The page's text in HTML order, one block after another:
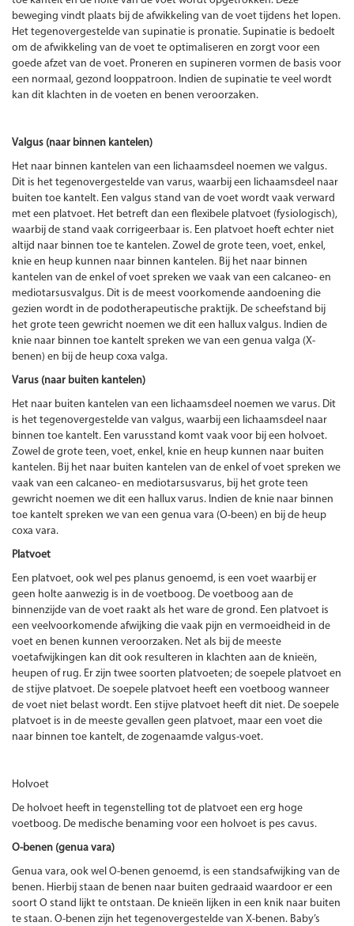
beweging vindt plaats bij de afwikkeling van de voet tijdens het lopen.
Het tegenovergestelde van supinatie is pronatie. Supinatie is bedoelt
om de afwikkeling van de voet te optimaliseren en zorgt voor een
goede afzet van de voet. Proneren en supineren vormen de basis voor
een normaal, gezond looppatroon. Indien de supinatie te veel wordt
kan dit klachten in de voeten en benen veroorzaken.
Valgus (naar binnen kantelen)
Het naar binnen kantelen van een lichaamsdeel noemen we valgus.
Dit is het tegenovergestelde van varus, waarbij een lichaamsdeel naar
buiten toe kantelt. Een valgus stand van de voet wordt vaak verward
met een platvoet. Het betreft dan een flexibele platvoet (fysiologisch),
waarbij de stand vaak corrigeerbaar is. Een platvoet hoeft echter niet
altijd naar binnen toe te kantelen. Zowel de grote teen, voet, enkel,
knie en heup kunnen naar binnen kantelen. Bij het naar binnen
kantelen van de enkel of voet spreken we vaak van een calcaneo- en
mediotarsusvalgus. Dit is de meest voorkomende aandoening die
gezien wordt in de podotherapeutische praktijk. De scheefstand bij
het grote teen gewricht noemen we dit een hallux valgus. Indien de
knie naar binnen toe kantelt spreken we van een genua valga (X-
benen) en bij de heup coxa valga.
Varus (naar buiten kantelen)
Het naar buiten kantelen van een lichaamsdeel noemen we varus. Dit
is het tegenovergestelde van valgus, waarbij een lichaamsdeel naar
binnen toe kantelt. Een varusstand komt vaak voor bij een holvoet.
Zowel de grote teen, voet, enkel, knie en heup kunnen naar buiten
kantelen. Bij het naar buiten kantelen van de enkel of voet spreken we
vaak van een calcaneo- en mediotarsusvarus, bij het grote teen
gewricht noemen we dit een hallux varus. Indien de knie naar binnen
toe kantelt spreken we van een genua vara (O-been) en bij de heup
coxa vara.
Platvoet
Een platvoet, ook wel pes planus genoemd, is een voet waarbij er
geen holte aanwezig is in de voetboog. De voetboog aan de
binnenzijde van de voet raakt als het ware de grond. Een platvoet is
een veelvoorkomende afwijking die vaak pijn en vermoeidheid in de
voet en benen kunnen veroorzaken. Net als bij de meeste
voetafwijkingen kan dit ook resulteren in klachten aan de knieën,
heupen of rug. Er zijn twee soorten platvoeten; de soepele platvoet en
de stijve platvoet. De soepele platvoet heeft een voetboog wanneer
de voet niet belast wordt. Een stijve platvoet heeft dit niet. De soepele
platvoet is in de meeste gevallen geen platvoet, maar een voet die
naar binnen toe kantelt, de zogenaamde valgus-voet.
Holvoet
De holvoet heeft in tegenstelling tot de platvoet een erg hoge
voetboog. De medische benaming voor een holvoet is pes cavus.
O-benen (genua vara)
Genua vara, ook wel O-benen genoemd, is een standsafwijking van de
benen. Hierbij staan de benen naar buiten gedraaid waardoor er een
soort O stand lijkt te ontstaan. De knieën lijken in een knik naar buiten
te staan. O-benen zijn het tegenovergestelde van X-benen. Baby’s